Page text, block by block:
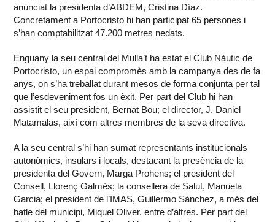
anunciat la presidenta d’ABDEM, Cristina Díaz.
Concretament a Portocristo hi han participat 65 persones i
s’han comptabilitzat 47.200 metres nedats.
Enguany la seu central del Mulla’t ha estat el Club Nàutic de
Portocristo, un espai compromès amb la campanya des de fa
anys, on s’ha treballat durant mesos de forma conjunta per tal
que l’esdeveniment fos un èxit. Per part del Club hi han
assistit el seu president, Bernat Bou; el director, J. Daniel
Matamalas, així com altres membres de la seva directiva.
A la seu central s’hi han sumat representants institucionals
autonòmics, insulars i locals, destacant la presència de la
presidenta del Govern, Marga Prohens; el president del
Consell, Llorenç Galmés; la consellera de Salut, Manuela
Garcia; el president de l’IMAS, Guillermo Sánchez, a més del
batle del municipi, Miquel Oliver, entre d’altres. Per part del